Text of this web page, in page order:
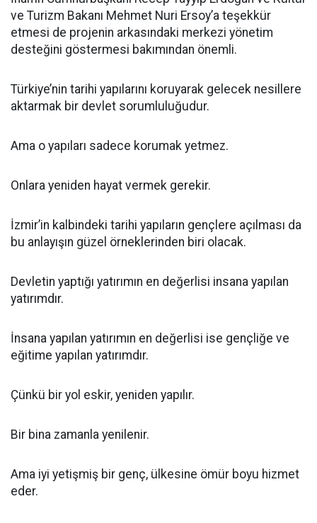
ve Turizm Bakanı Mehmet Nuri Ersoy’a teşekkür
etmesi de projenin arkasındaki merkezi yönetim
desteğini göstermesi bakımından önemli.
Türkiye’nin tarihi yapılarını koruyarak gelecek nesillere
aktarmak bir devlet sorumluluğudur.
Ama o yapıları sadece korumak yetmez.
Onlara yeniden hayat vermek gerekir.
İzmir’in kalbindeki tarihi yapıların gençlere açılması da
bu anlayışın güzel örneklerinden biri olacak.
Devletin yaptığı yatırımın en değerlisi insana yapılan
yatırımdır.
İnsana yapılan yatırımın en değerlisi ise gençliğe ve
eğitime yapılan yatırımdır.
Çünkü bir yol eskir, yeniden yapılır.
Bir bina zamanla yenilenir.
Ama iyi yetişmiş bir genç, ülkesine ömür boyu hizmet
eder.